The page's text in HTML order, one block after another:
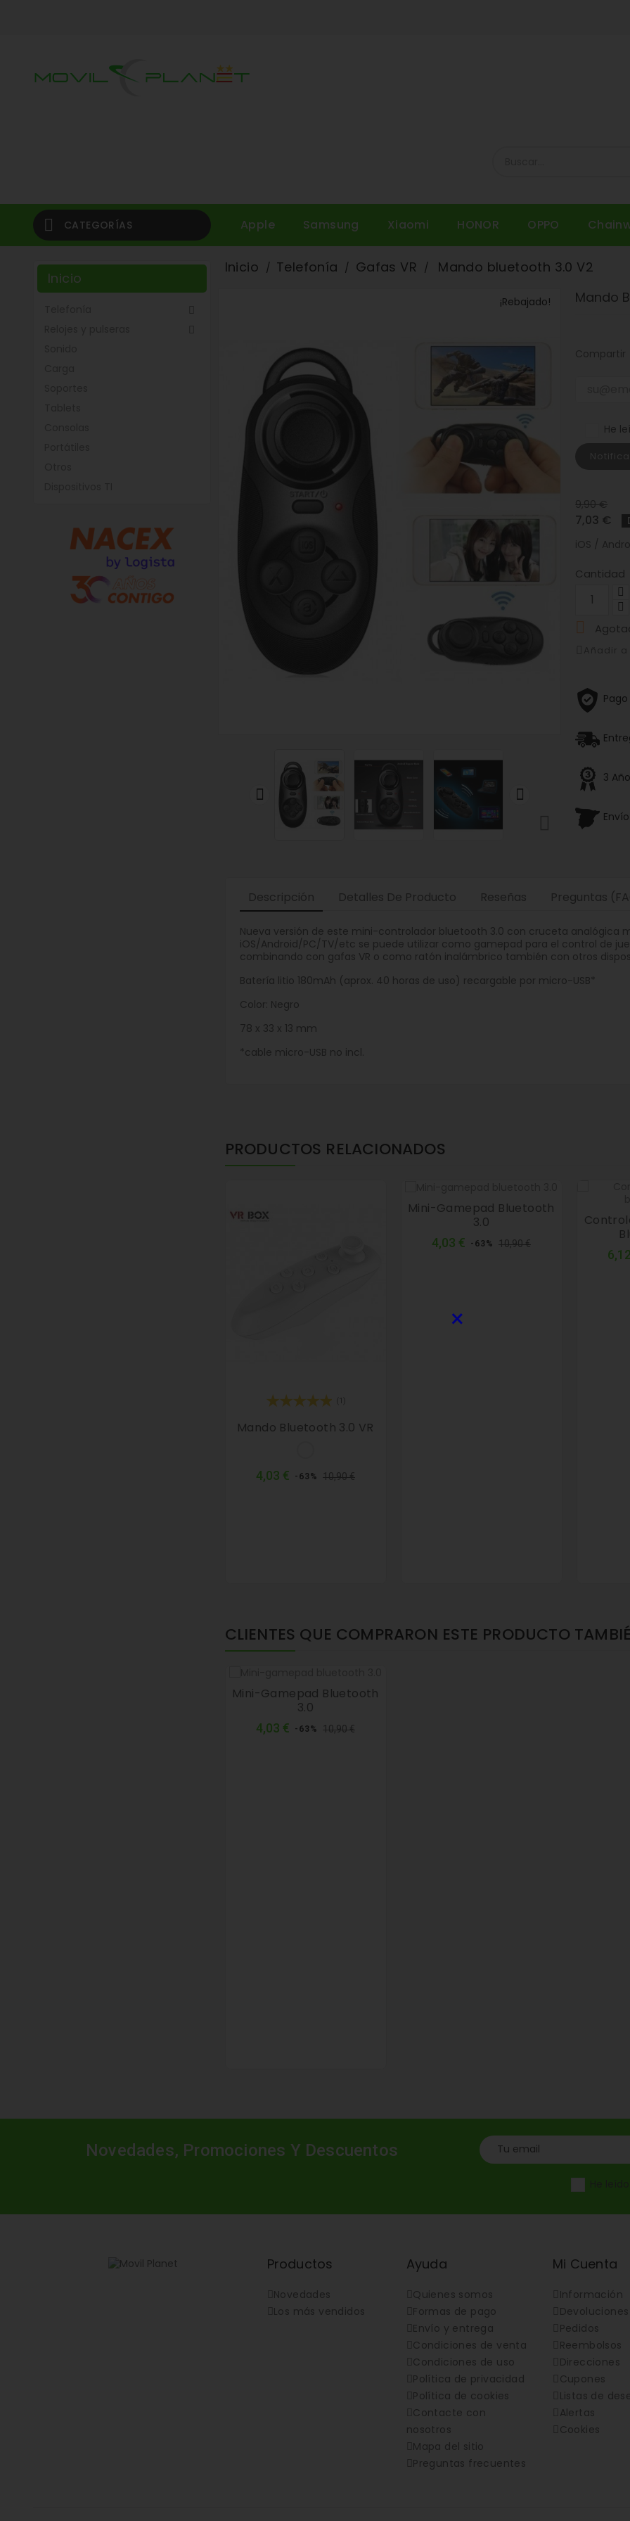
Apple Samsung Xiaomi HONOR OPPO
CATEGORÍAS

Inicio
Inicio Telefonía Gafas VR Mando bluetooth 3.0 V2
¡Rebajado!
 
Mando
Compartir
He
9,90 €
7,03 €
iOS /
Cantidad

3
Descripción Detalles De Producto Reseñas Preguntas
Nueva versión de este mini-controlador bluetooth 3.0 con cruceta analógica
iOS/Android/PC/TV/etc se puede utilizar como gamepad para el control de
combinando con gafas VR o como ratón inalámbrico también con otros
Batería litio 180mAh (aprox. 40 horas de uso) recargable por micro-USB*
Color: Negro
78 x 33 x 13 mm
*cable micro-USB no incl.
PRODUCTOS RELACIONADOS
(1)
Mando Bluetooth 3.0 VR
4,03 € Precio
-63% 10,90 €Precio
Mini-Gamepad Bluetooth
3.0
4,03 € Precio
-63% 10,90 €Precio
CLIENTES QUE COMPRARON ESTE PRODUCTO
Mini-Gamepad Bluetooth
3.0
4,03 € Precio
-63% 10,90 €Precio
Novedades, Promociones Y Descuentos
Productos
Novedades
Los más vendidos
Ayuda
Quienes somos
Formas de pago
Envío y entrega
Condiciones de venta
Condiciones de uso
Política de privacidad
Política de cookies
Contacte con
nosotros
Mapa del sitio
Preguntas frecuentes
Mi Cuenta
Información
Devoluciones
Pedidos
Reembolsos
Direcciones
Cupones
Listas de
Alertas
Cookies
×